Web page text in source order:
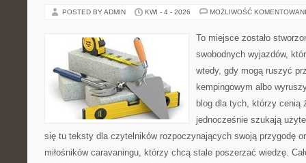
POSTED BY ADMIN KWI - 4 - 2026 MOŻLIWOŚĆ
To miejsce zostało
swobodnych wyjazdów,
wtedy, gdy mogą ruszyć
kempingowym albo
blog dla tych, którzy cenią
jednocześnie szukają
się tu teksty dla czytelników rozpoczynających swoją przygodę
miłośników caravaningu, którzy chcą stale poszerzać wiedzę.